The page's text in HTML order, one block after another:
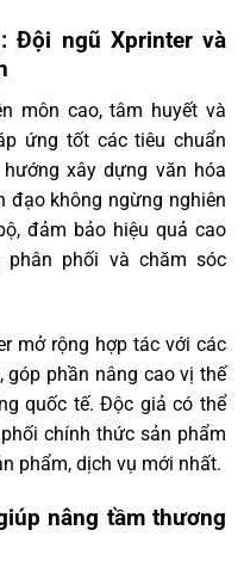
Đội ngũ Xprinter và
môn cao, tâm huyết và
ứng tốt các tiêu chuẩn
xây dựng văn hóa
đạo không ngừng nghiên
đảm bảo hiệu quả cao
phân phối và chăm sóc
mở rộng hợp tác với các
phần nâng cao vị thế
quốc tế. Độc giả có thể
chính thức sản phẩm
phẩm, dịch vụ mới nhất.
nâng tầm thương